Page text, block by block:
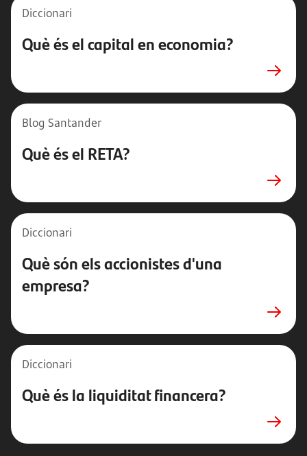
Diccionari
Què és el capital en economia?
Blog Santander
Què és el RETA?
Diccionari
Què són els accionistes d'una
empresa?
Diccionari
Què és la liquiditat financera?